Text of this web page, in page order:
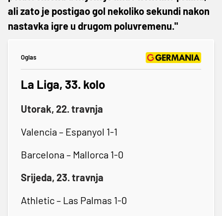
ali zato je postigao gol nekoliko sekundi nakon
nastavka igre u drugom poluvremenu."
Oglas
La Liga, 33. kolo
Utorak, 22. travnja
Valencia – Espanyol 1-1
Barcelona – Mallorca 1-0
Srijeda, 23. travnja
Athletic – Las Palmas 1-0